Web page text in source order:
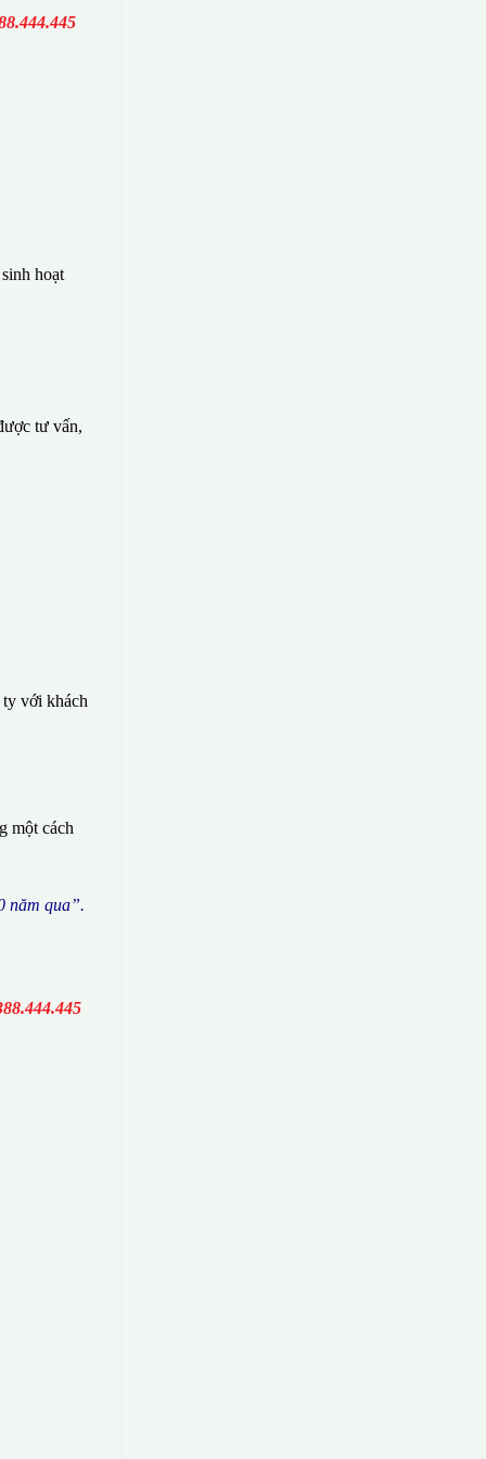
hoạt
tư vấn,
ty với khách
một cách
năm qua”.